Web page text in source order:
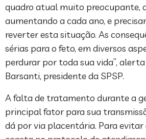
quadro atual muito preocupante,
aumentando a cada ano, e
reverter esta situação. As
sérias para o feto, em diversos
perdurar por toda sua vida”,
Barsanti, presidente da SPSP.
A falta de tratamento durante a
principal fator para sua
dá por via placentária. Para evitar